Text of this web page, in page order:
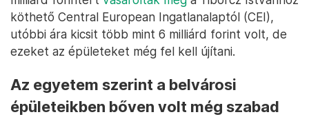
köthető Central European Ingatlanalaptól (CEI),
utóbbi ára kicsit több mint 6 milliárd forint volt, de
ezeket az épületeket még fel kell újítani.
Az egyetem szerint a belvárosi
épületeikben bőven volt még szabad